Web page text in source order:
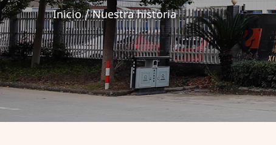
Inicio/Nuestra historia